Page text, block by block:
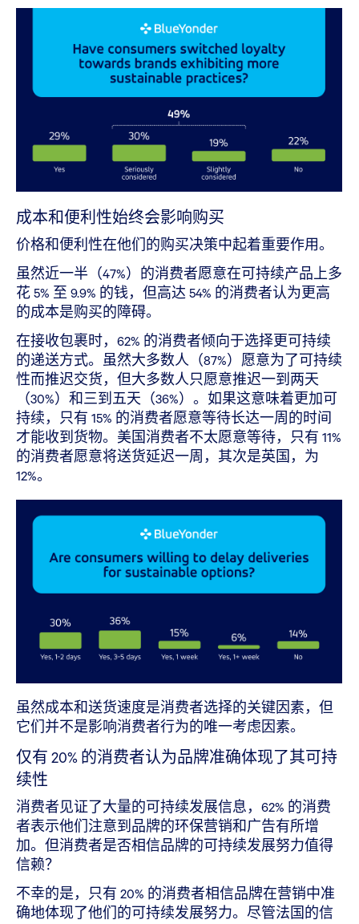
成本和便利性始终会影响购买
价格和便利性在他们的购买决策中起着重要作用。
虽然近一半（47%）的消费者愿意在可持续产品上多
花 5% 至 9.9% 的钱，但高达 54% 的消费者认为更高
的成本是购买的障碍。
在接收包裹时，62% 的消费者倾向于选择更可持续
的递送方式。虽然大多数人（87%）愿意为了可持续
性而推迟交货，但大多数人只愿意推迟一到两天
（30%）和三到五天（36%）。如果这意味着更加可
持续，只有 15% 的消费者愿意等待长达一周的时间
才能收到货物。美国消费者不太愿意等待，只有 11%
的消费者愿意将送货延迟一周，其次是英国，为
12%。
虽然成本和送货速度是消费者选择的关键因素，但
它们并不是影响消费者行为的唯一考虑因素。
仅有 20% 的消费者认为品牌准确体现了其可持
续性
消费者见证了大量的可持续发展信息，62% 的消费
者表示他们注意到品牌的环保营销和广告有所增
加。但消费者是否相信品牌的可持续发展努力值得
信赖？
不幸的是，只有 20% 的消费者相信品牌在营销中准
确地体现了他们的可持续发展努力。尽管法国的信